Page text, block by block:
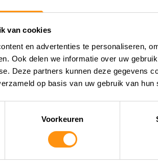
van cookies
en advertenties te personaliseren,
Ook delen we informatie over uw
Deze partners kunnen deze gegevens
op basis van uw gebruik van hun
Voorkeuren
bekend om de hoge ligging tot
je de hele weg een prachtig
Dit is een korte route, dus neem
te bieden heeft.
voor slechte
te rijden is de zomer en het